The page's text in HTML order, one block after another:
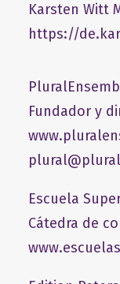
​Karsten Witt
https://
Fundador y
Escuela
Cátedra de